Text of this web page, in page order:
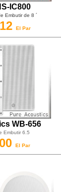
IC800
Embutir de 8 ´
El Par
WB-656
Embutir 6.5
El Par